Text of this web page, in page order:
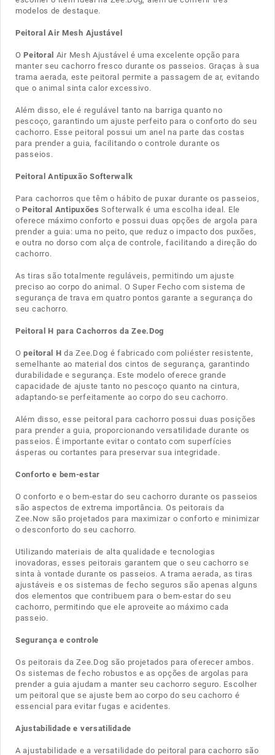
modelos de destaque.
Peitoral Air Mesh Ajustável
OPeitoral Air Mesh Ajustável é uma excelente opção para
manter seu cachorro fresco durante os passeios. Graças à sua
trama aerada, este peitoral permite a passagem de ar, evitando
que o animal sinta calor excessivo.
Além disso, ele é regulável tanto na barriga quanto no
pescoço, garantindo um ajuste perfeito para o conforto do seu
cachorro. Esse peitoral possui um anel na parte das costas
para prender a guia, facilitando o controle durante os
passeios.
Peitoral Antipuxão Softerwalk
Para cachorros que têm o hábito de puxar durante os passeios,
oPeitoral Antipuxões Softerwalk é uma escolha ideal. Ele
oferece máximo conforto e possui duas opções de argola para
prender a guia: uma no peito, que reduz o impacto dos puxões,
e outra no dorso com alça de controle, facilitando a direção do
cachorro.
As tiras são totalmente reguláveis, permitindo um ajuste
preciso ao corpo do animal. O Super Fecho com sistema de
segurança de trava em quatro pontos garante a segurança do
seu cachorro.
Peitoral H para Cachorros da Zee.Dog
Opeitoral H da Zee.Dog é fabricado com poliéster resistente,
semelhante ao material dos cintos de segurança, garantindo
durabilidade e segurança. Este modelo oferece grande
capacidade de ajuste tanto no pescoço quanto na cintura,
adaptando-se perfeitamente ao corpo do seu cachorro.
Além disso, esse peitoral para cachorro possui duas posições
para prender a guia, proporcionando versatilidade durante os
passeios. É importante evitar o contato com superfícies
ásperas ou cortantes para preservar sua integridade.
Conforto e bem-estar
O conforto e o bem-estar do seu cachorro durante os passeios
são aspectos de extrema importância. Os peitorais da
Zee.Now são projetados para maximizar o conforto e minimizar
o desconforto do seu cachorro.
Utilizando materiais de alta qualidade e tecnologias
inovadoras, esses peitorais garantem que o seu cachorro se
sinta à vontade durante os passeios. A trama aerada, as tiras
ajustáveis e os sistemas de fecho seguros são apenas alguns
dos elementos que contribuem para o bem-estar do seu
cachorro, permitindo que ele aproveite ao máximo cada
passeio.
Segurança e controle
Os peitorais da Zee.Dog são projetados para oferecer ambos.
Os sistemas de fecho robustos e as opções de argolas para
prender a guia ajudam a manter seu cachorro seguro. Escolher
um peitoral que se ajuste bem ao corpo do seu cachorro é
essencial para evitar fugas e acidentes.
Ajustabilidade e versatilidade
A ajustabilidade e a versatilidade do peitoral para cachorro são